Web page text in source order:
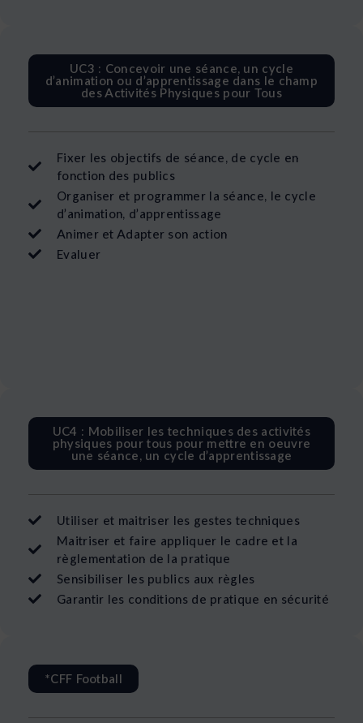
UC3 : Concevoir une séance, un cycle
d’animation ou d’apprentissage dans le champ
des Activités Physiques pour Tous
Fixer les objectifs de séance, de cycle en
fonction des publics
Organiser et programmer la séance, le cycle
d’animation, d’apprentissage
Animer et Adapter son action
Evaluer
UC4 : Mobiliser les techniques des activités
physiques pour tous pour mettre en oeuvre
une séance, un cycle d’apprentissage
Utiliser et maitriser les gestes techniques
Maitriser et faire appliquer le cadre et la
règlementation de la pratique
Sensibiliser les publics aux règles
Garantir les conditions de pratique en sécurité
*CFF Football